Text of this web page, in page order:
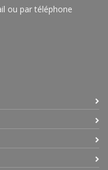
ou par téléphone